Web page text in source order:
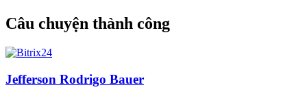
Câu chuyện thành công
Jefferson Rodrigo Bauer